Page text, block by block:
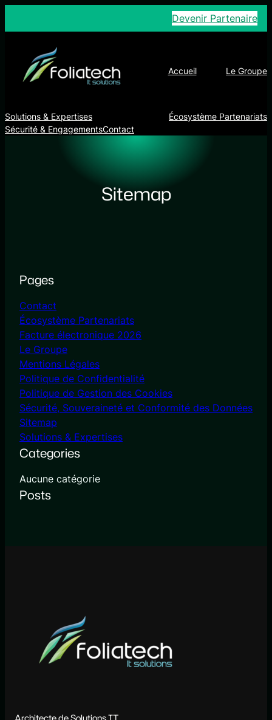
Devenir Partenaire
Accueil Le Groupe
Solutions & Expertises
Écosystème Partenariats
Sécurité & EngagementsContact
Sitemap
Pages
Contact
Écosystème Partenariats
Facture électronique 2026
Le Groupe
Mentions Légales
Politique de Confidentialité
Politique de Gestion des Cookies
Sécurité, Souveraineté et Conformité des Données
Sitemap
Solutions & Expertises
Categories
Aucune catégorie
Posts